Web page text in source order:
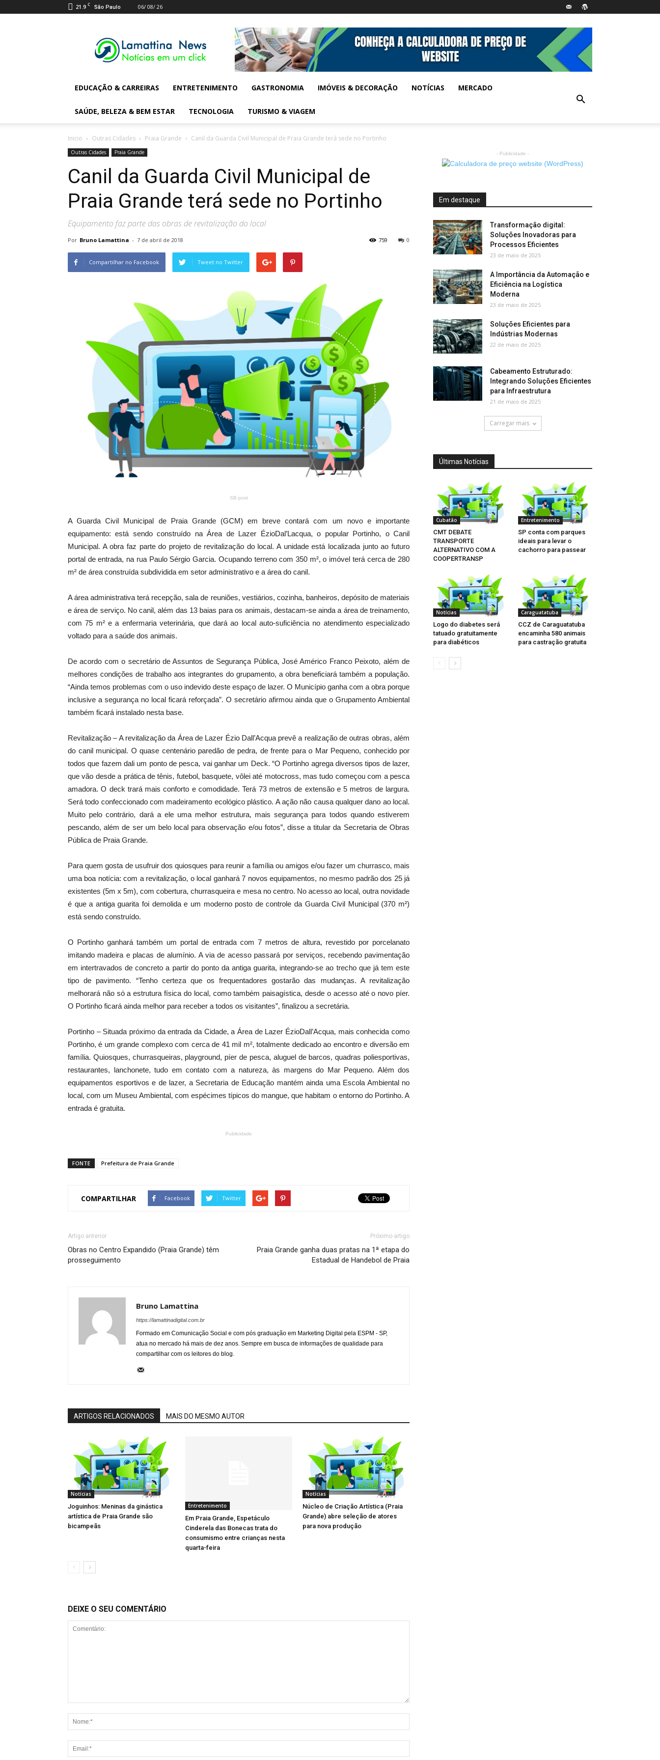
21.9 C São Paulo 06/ 08/ 26
Digital
News
EDUCAÇÃO & CARREIRAS ENTRETENIMENTO GASTRONOMIA IMÓVEIS & DECORAÇÃO NOTÍCIAS MERCADO
SAÚDE, BELEZA & BEM ESTAR TECNOLOGIA TURISMO & VIAGEM
Inicio Outras Cidades Praia Grande Canil da Guarda Civil Municipal de Praia Grande terá sede no Portinho
Outras Cidades Praia Grande
Canil da Guarda Civil Municipal de
Praia Grande terá sede no Portinho
Equipamento faz parte das obras de revitalização do local
Por Bruno Lamattina - 7 de abril de 2018 0
759
Compartilhar no Facebook Tweet no Twitter
SB post
A Guarda Civil Municipal de Praia Grande (GCM) em breve contará com um novo e importante
equipamento: está sendo construído na Área de Lazer ÉzioDal’Lacqua, o popular Portinho, o Canil
Municipal. A obra faz parte do projeto de revitalização do local. A unidade está localizada junto ao futuro
portal de entrada, na rua Paulo Sérgio Garcia. Ocupando terreno com 350 m², o imóvel terá cerca de 280
m² de área construída subdividida em setor administrativo e a área do canil.
A área administrativa terá recepção, sala de reuniões, vestiários, cozinha, banheiros, depósito de materiais
e área de serviço. No canil, além das 13 baias para os animais, destacam-se ainda a área de treinamento,
com 75 m² e a enfermaria veterinária, que dará ao local auto-suficiência no atendimento especializado
voltado para a saúde dos animais.
De acordo com o secretário de Assuntos de Segurança Pública, José Américo Franco Peixoto, além de
melhores condições de trabalho aos integrantes do grupamento, a obra beneficiará também a população.
“Ainda temos problemas com o uso indevido deste espaço de lazer. O Município ganha com a obra porque
inclusive a segurança no local ficará reforçada”. O secretário afirmou ainda que o Grupamento Ambiental
também ficará instalado nesta base.
Revitalização – A revitalização da Área de Lazer Ézio Dall’Acqua prevê a realização de outras obras, além
do canil municipal. O quase centenário paredão de pedra, de frente para o Mar Pequeno, conhecido por
todos que fazem dali um ponto de pesca, vai ganhar um Deck. “O Portinho agrega diversos tipos de lazer,
que vão desde a prática de tênis, futebol, basquete, vôlei até motocross, mas tudo começou com a pesca
amadora. O deck trará mais conforto e comodidade. Terá 73 metros de extensão e 5 metros de largura.
Será todo confeccionado com madeiramento ecológico plástico. A ação não causa qualquer dano ao local.
Muito pelo contrário, dará a ele uma melhor estrutura, mais segurança para todos quando estiverem
pescando, além de ser um belo local para observação e/ou fotos”, disse a titular da Secretaria de Obras
Pública de Praia Grande.
Para quem gosta de usufruir dos quiosques para reunir a família ou amigos e/ou fazer um churrasco, mais
uma boa notícia: com a revitalização, o local ganhará 7 novos equipamentos, no mesmo padrão dos 25 já
existentes (5m x 5m), com cobertura, churrasqueira e mesa no centro. No acesso ao local, outra novidade
é que a antiga guarita foi demolida e um moderno posto de controle da Guarda Civil Municipal (370 m²)
está sendo construído.
O Portinho ganhará também um portal de entrada com 7 metros de altura, revestido por porcelanato
imitando madeira e placas de alumínio. A via de acesso passará por serviços, recebendo pavimentação
em intertravados de concreto a partir do ponto da antiga guarita, integrando-se ao trecho que já tem este
tipo de pavimento. “Tenho certeza que os frequentadores gostarão das mudanças. A revitalização
melhorará não só a estrutura física do local, como também paisagística, desde o acesso até o novo píer.
O Portinho ficará ainda melhor para receber a todos os visitantes”, finalizou a secretária.
Portinho – Situada próximo da entrada da Cidade, a Área de Lazer ÉzioDall’Acqua, mais conhecida como
Portinho, é um grande complexo com cerca de 41 mil m², totalmente dedicado ao encontro e diversão em
família. Quiosques, churrasqueiras, playground, píer de pesca, aluguel de barcos, quadras poliesportivas,
restaurantes, lanchonete, tudo em contato com a natureza, às margens do Mar Pequeno. Além dos
equipamentos esportivos e de lazer, a Secretaria de Educação mantém ainda uma Escola Ambiental no
local, com um Museu Ambiental, com espécimes típicos do mangue, que habitam o entorno do Portinho. A
entrada é gratuita.
Publicidade
FONTE Prefeitura de Praia Grande
COMPARTILHAR Facebook Twitter
Artigo anterior
Obras no Centro Expandido (Praia Grande) têm
prosseguimento
Próximo artigo
Praia Grande ganha duas pratas na 1ª etapa do
Estadual de Handebol de Praia
Bruno Lamattina
https://lamattinadigital.com.br
Formado em Comunicação Social e com pós graduação em Marketing Digital pela ESPM - SP,
atua no mercado há mais de dez anos. Sempre em busca de informações de qualidade para
compartilhar com os leitores do blog.
ARTIGOS RELACIONADOS MAIS DO MESMO AUTOR
Notícias
Joguinhos: Meninas da ginástica
artística de Praia Grande são
bicampeãs
Entretenimento
Em Praia Grande, Espetáculo
Cinderela das Bonecas trata do
consumismo entre crianças nesta
quarta-feira
Notícias
Núcleo de Criação Artística (Praia
Grande) abre seleção de atores
para nova produção
DEIXE O SEU COMENTÁRIO
- Publicidade -
Em destaque
Transformação digital:
Soluções Inovadoras para
Processos Eficientes
23 de maio de 2025
A Importância da Automação e
Eficiência na Logística
Moderna
23 de maio de 2025
Soluções Eficientes para
Indústrias Modernas
22 de maio de 2025
Cabeamento Estruturado:
Integrando Soluções Eficientes
para Infraestrutura
21 de maio de 2025
Carregar mais
Últimas Notícias
Cubatão
CMT DEBATE
TRANSPORTE
ALTERNATIVO COM A
COOPERTRANSP
Entretenimento
SP conta com parques
ideais para levar o
cachorro para passear
Notícias
Logo do diabetes será
tatuado gratuitamente
para diabéticos
Caraguatatuba
CCZ de Caraguatatuba
encaminha 580 animais
para castração gratuita